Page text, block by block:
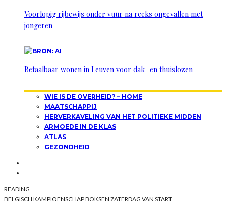
Voorlopig rijbewijs onder vuur na reeks ongevallen met
jongeren
Betaalbaar wonen in Leuven voor dak- en thuislozen
WIE IS DE OVERHEID? – HOME
MAATSCHAPPIJ
HERVERKAVELING VAN HET POLITIEKE MIDDEN
ARMOEDE IN DE KLAS
ATLAS
GEZONDHEID
READING
BELGISCH KAMPIOENSCHAP BOKSEN ZATERDAG VAN START